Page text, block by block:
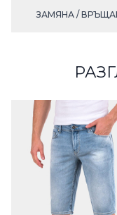
ЗАМЯНА /